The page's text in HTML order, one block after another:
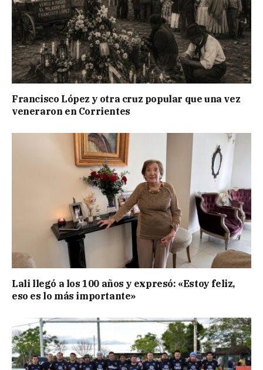
Francisco López y otra cruz popular que una vez
veneraron en Corrientes
Lali llegó a los 100 años y expresó: «Estoy feliz,
eso es lo más importante»